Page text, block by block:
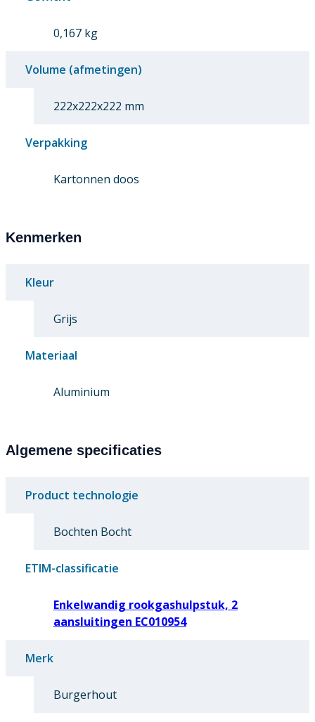
0,167 kg
Volume (afmetingen)
222x222x222 mm
Verpakking
Kartonnen doos
Kenmerken
Kleur
Grijs
Materiaal
Aluminium
Algemene specificaties
Product technologie
Bochten Bocht
ETIM-classificatie
Enkelwandig rookgashulpstuk, 2
aansluitingen EC010954
Merk
Burgerhout